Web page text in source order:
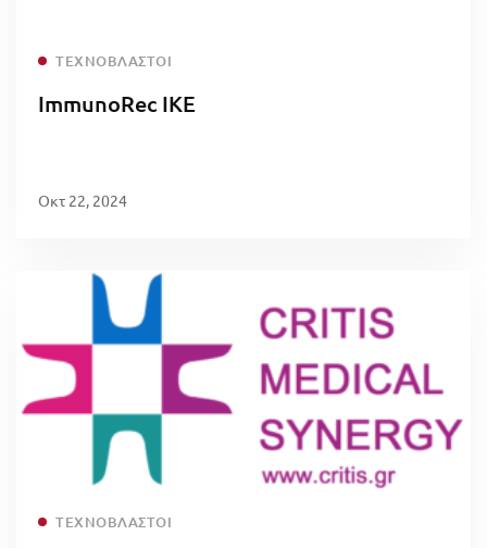
ΤΕΧΝΟΒΛΑΣΤΟΊ
ImmunoRec IKE
Οκτ 22, 2024
ΤΕΧΝΟΒΛΑΣΤΟΊ